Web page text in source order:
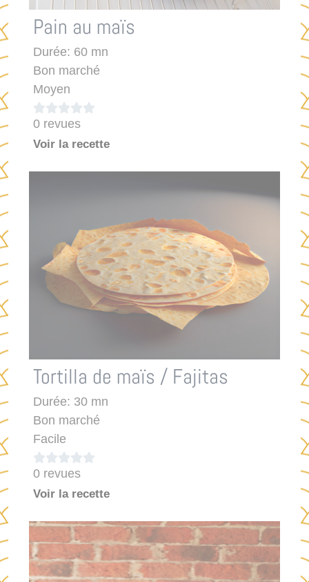
Pain au maïs
Durée: 60 mn
Bon marché
Moyen

0 revues
Voir la recette
Tortilla de maïs / Fajitas
Durée: 30 mn
Bon marché
Facile

0 revues
Voir la recette